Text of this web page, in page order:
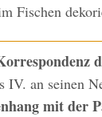
Fischen
an seinen
mit der